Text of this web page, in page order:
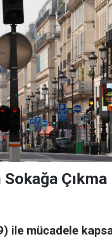
Çıkma
ile mücadele